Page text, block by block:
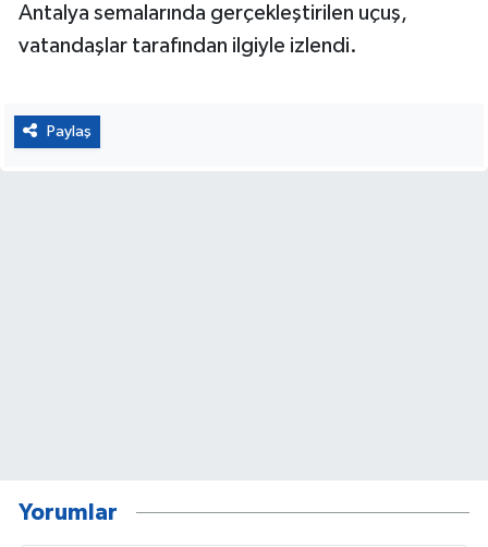
Antalya semalarında gerçekleştirilen uçuş,
vatandaşlar tarafından ilgiyle izlendi.
Paylaş
Yorumlar